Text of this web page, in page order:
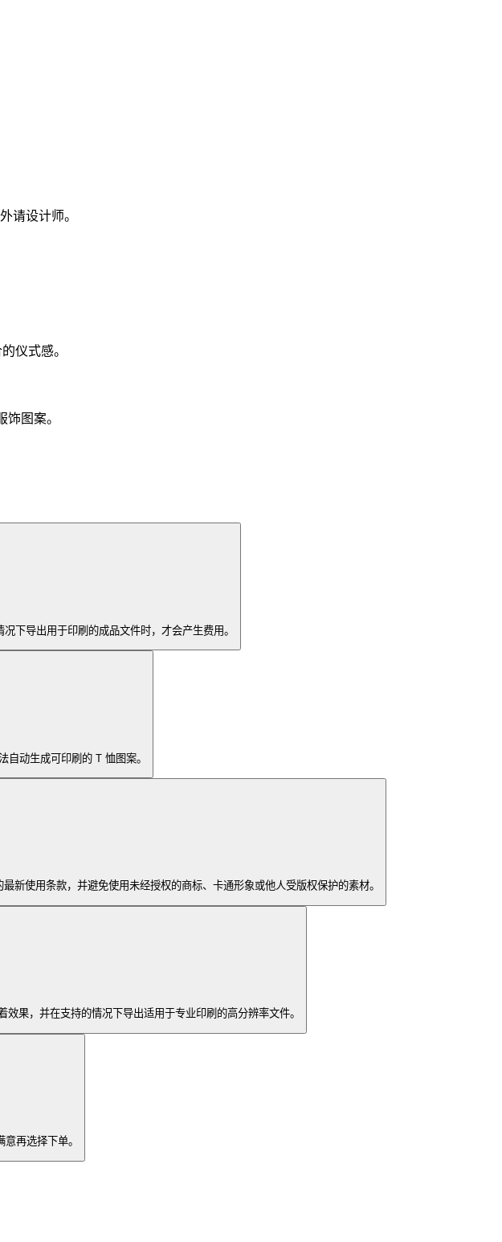
请设计师。
仪式感。
图案。
下导出用于印刷的成品文件时，才会产生费用。
动生成可印刷的 T 恤图案。
使用条款，并避免使用未经授权的商标、卡通形象或他人受版权保护的素材。
果，并在支持的情况下导出适用于专业印刷的高分辨率文件。
再选择下单。